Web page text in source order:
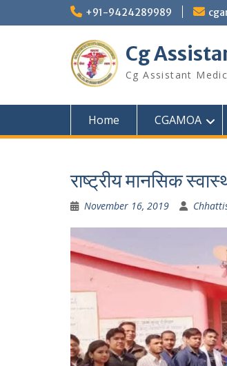
+91-9424289989
Cg
Cg Assistant
Home CGAMOA
राष्ट्रीय मानसिक
November 16, 2019